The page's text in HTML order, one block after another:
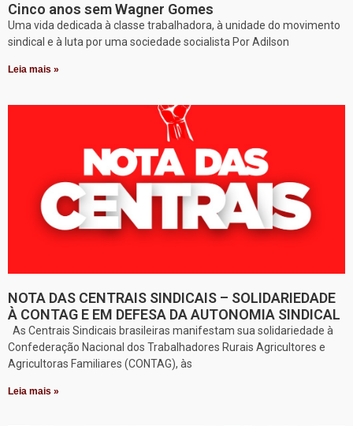
Cinco anos sem Wagner Gomes
Uma vida dedicada à classe trabalhadora, à unidade do movimento
sindical e à luta por uma sociedade socialista Por Adilson
Leia mais »
NOTA DAS CENTRAIS SINDICAIS – SOLIDARIEDADE
À CONTAG E EM DEFESA DA AUTONOMIA SINDICAL
As Centrais Sindicais brasileiras manifestam sua solidariedade à
Confederação Nacional dos Trabalhadores Rurais Agricultores e
Agricultoras Familiares (CONTAG), às
Leia mais »